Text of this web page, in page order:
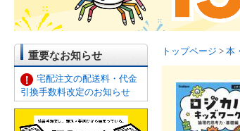
重要なお知らせ
宅配注文の配送料・代金
引換手数料改定のお知らせ
トップページ > 本